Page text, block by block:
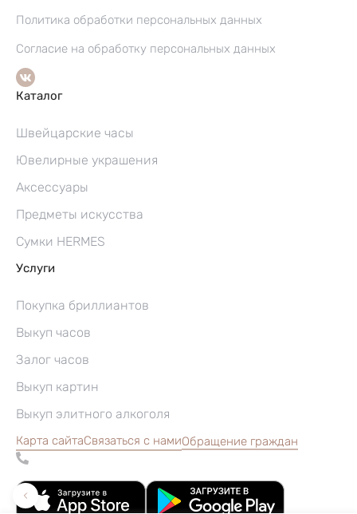
Политика обработки персональных данных
Согласие на обработку персональных данных
Каталог
Швейцарские часы
Ювелирные украшения
Аксессуары
Предметы искусства
Сумки HERMES
Услуги
Покупка бриллиантов
Выкуп часов
Залог часов
Выкуп картин
Выкуп элитного алкоголя
Карта сайтаСвязаться с намиОбращение граждан